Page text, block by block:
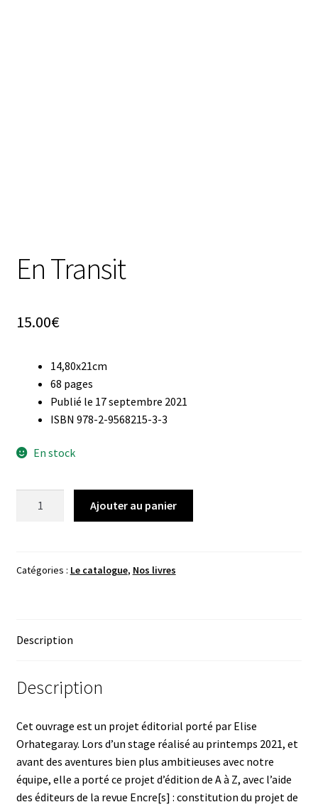
En Transit
15.00€
14,80x21cm
68 pages
Publié le 17 septembre 2021
ISBN 978-2-9568215-3-3
En stock
Ajouter au panier
Catégories : Le catalogue, Nos livres
Description
Description
Cet ouvrage est un projet éditorial porté par Elise
Orhategaray. Lors d’un stage réalisé au printemps 2021, et
avant des aventures bien plus ambitieuses avec notre
équipe, elle a porté ce projet d’édition de A à Z, avec l’aide
des éditeurs de la revue Encre[s] : constitution du projet de